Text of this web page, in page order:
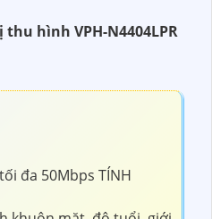
hình VPH-N4404LPR
đa 50Mbps TÍNH